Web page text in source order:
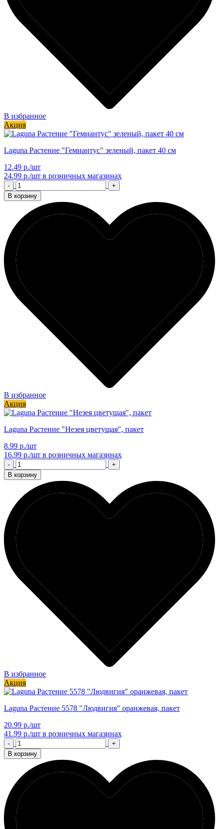
В избранное
Акция
Laguna Растение "Гемиантус" зеленый, пакет 40 см
12.49 р./шт
24.99 р./шт в розничных магазинах
-
+
В корзину
В избранное
Акция
Laguna Растение "Незея цветущая", пакет
8.99 р./шт
16.99 р./шт в розничных магазинах
-
+
В корзину
В избранное
Акция
Laguna Растение 5578 "Людвигия" оранжевая, пакет
20.99 р./шт
41.99 р./шт в розничных магазинах
-
+
В корзину